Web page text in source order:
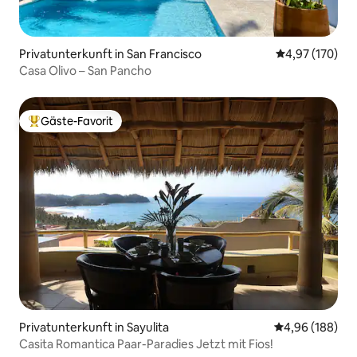
Privatunterkunft in San Francisco
4,97 (170)
Casa Olivo – San Pancho
Beliebter Gäste-Favorit.
Gäste-Favorit
Privatunterkunft in Sayulita
4,96 (188)
Casita Romantica Paar-Paradies Jetzt mit Fios!